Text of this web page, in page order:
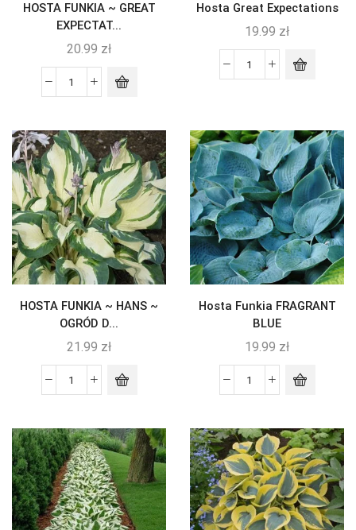
HOSTA FUNKIA ~ GREAT
EXPECTAT...
20.99 zł
Hosta Great Expectations
19.99 zł
HOSTA FUNKIA ~ HANS ~
OGRÓD D...
21.99 zł
Hosta Funkia FRAGRANT
BLUE
19.99 zł